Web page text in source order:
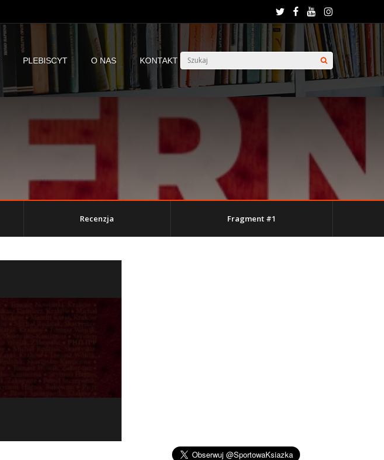
PLEBISCYT O NAS KONTAKT
Recenzja Fragment #1